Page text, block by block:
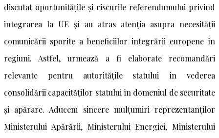
discutat oportunitățile și riscurile referendumului privind
integrarea la UE și au atras atenția asupra necesității
comunicării sporite a beneficiilor integrării europene în
regiuni. Astfel, urmează a fi elaborate recomandări
relevante pentru autoritățile statului în vederea
consolidării capacităților statului în domeniul de securitate
și apărare. Aducem sincere mulțumiri reprezentanților
Ministerului Apărării, Ministerului Energiei, Ministerului